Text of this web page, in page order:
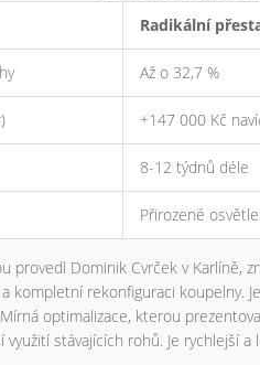
Radikální
Až o 32,7 %
+147 000 Kč
8-12 týdnů déle
Přirozené
provedl Dominik Cvrček v Karlíně,
kompletní rekonfiguraci koupelny.
optimalizace, kterou
využití stávajících rohů. Je rychlejší